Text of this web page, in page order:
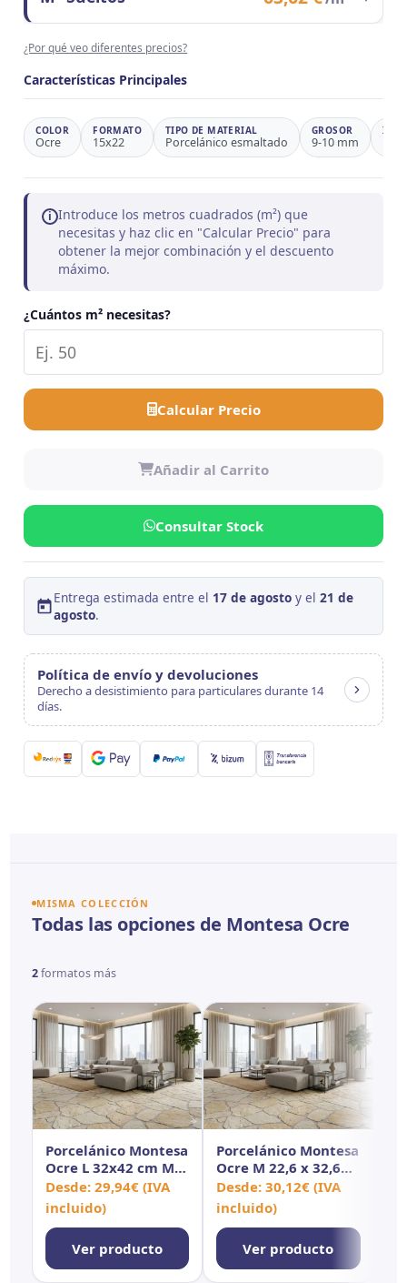
Observaciones
Ahorro 39,1%
Precio/m²
Observaciones
¿Por qué veo diferentes precios?
Características Principales
COLOR
Ocre
FORMATO
15x22
TIPO DE MATERIAL
Porcelánico esmaltado
GROSOR
9-10 mm
i Introduce los metros cuadrados (m²) que
necesitas y haz clic en "Calcular Precio" para
obtener la mejor combinación y el descuento
máximo.
¿Cuántos m² necesitas?
Calcular Precio
Añadir al Carrito
Consultar Stock
Entrega estimada entre el 17 de agosto y el21 de
agosto.
Política de envío y devoluciones
Derecho a desistimiento para particulares durante 14
días.
MISMA COLECCIÓN
Todas las opciones de Montesa Ocre
2formatos más
Porcelánico Montesa
Ocre L 32x42 cm MT
Antid
Desde:29,94€ (IVA
incluido)
Ver producto
Porcelánico Montesa
Ocre M 22,6 x 32,6
cm MT Antid
Desde:30,12€ (IVA
incluido)
Ver producto